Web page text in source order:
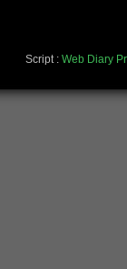
Script : Web Diary